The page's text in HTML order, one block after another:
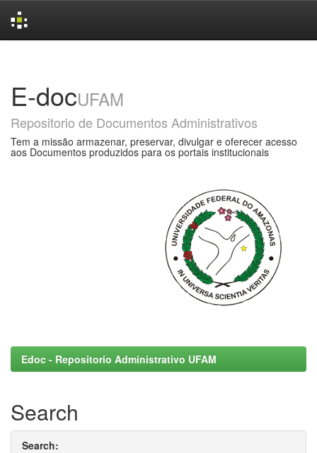
E-docUFAM
Repositorio de Documentos Administrativos
Tem a missão armazenar, preservar, divulgar e oferecer acesso
aos Documentos produzidos para os portais institucionais
Edoc - Repositorio Administrativo UFAM
Search
Search: